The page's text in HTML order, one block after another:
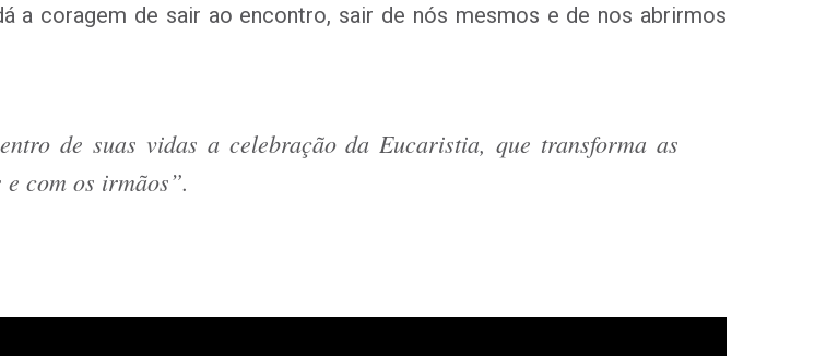
a coragem de sair ao encontro, sair de nós mesmos e de nos abrirmos
de suas vidas a celebração da Eucaristia, que transforma as
com os irmãos”.